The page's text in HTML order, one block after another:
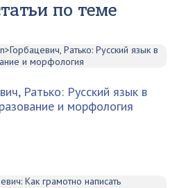
по теме
Ратько: Русский язык в
и морфология